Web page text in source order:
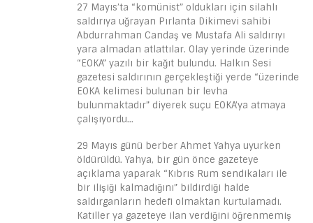
27 Mayıs’ta “komünist” oldukları için silahlı
saldırıya uğrayan Pırlanta Dikimevi sahibi
Abdurrahman Candaş ve Mustafa Ali saldırıyı
yara almadan atlattılar. Olay yerinde üzerinde
“EOKA” yazılı bir kağıt bulundu. Halkın Sesi
gazetesi saldırının gerçekleştiği yerde “üzerinde
EOKA kelimesi bulunan bir levha
bulunmaktadır” diyerek suçu EOKA’ya atmaya
çalışıyordu…
29 Mayıs günü berber Ahmet Yahya uyurken
öldürüldü. Yahya, bir gün önce gazeteye
açıklama yaparak “Kıbrıs Rum sendikaları ile
bir ilişiği kalmadığını” bildirdiği halde
saldırganların hedefi olmaktan kurtulamadı.
Katiller ya gazeteye ilan verdiğini öğrenmemiş